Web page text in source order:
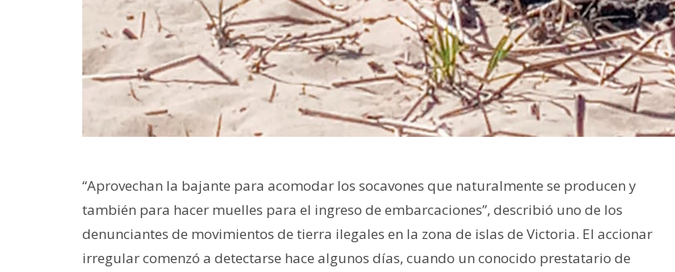
“Aprovechan la bajante para acomodar los socavones que naturalmente se producen y
también para hacer muelles para el ingreso de embarcaciones”, describió uno de los
denunciantes de movimientos de tierra ilegales en la zona de islas de Victoria. El accionar
irregular comenzó a detectarse hace algunos días, cuando un conocido prestatario de